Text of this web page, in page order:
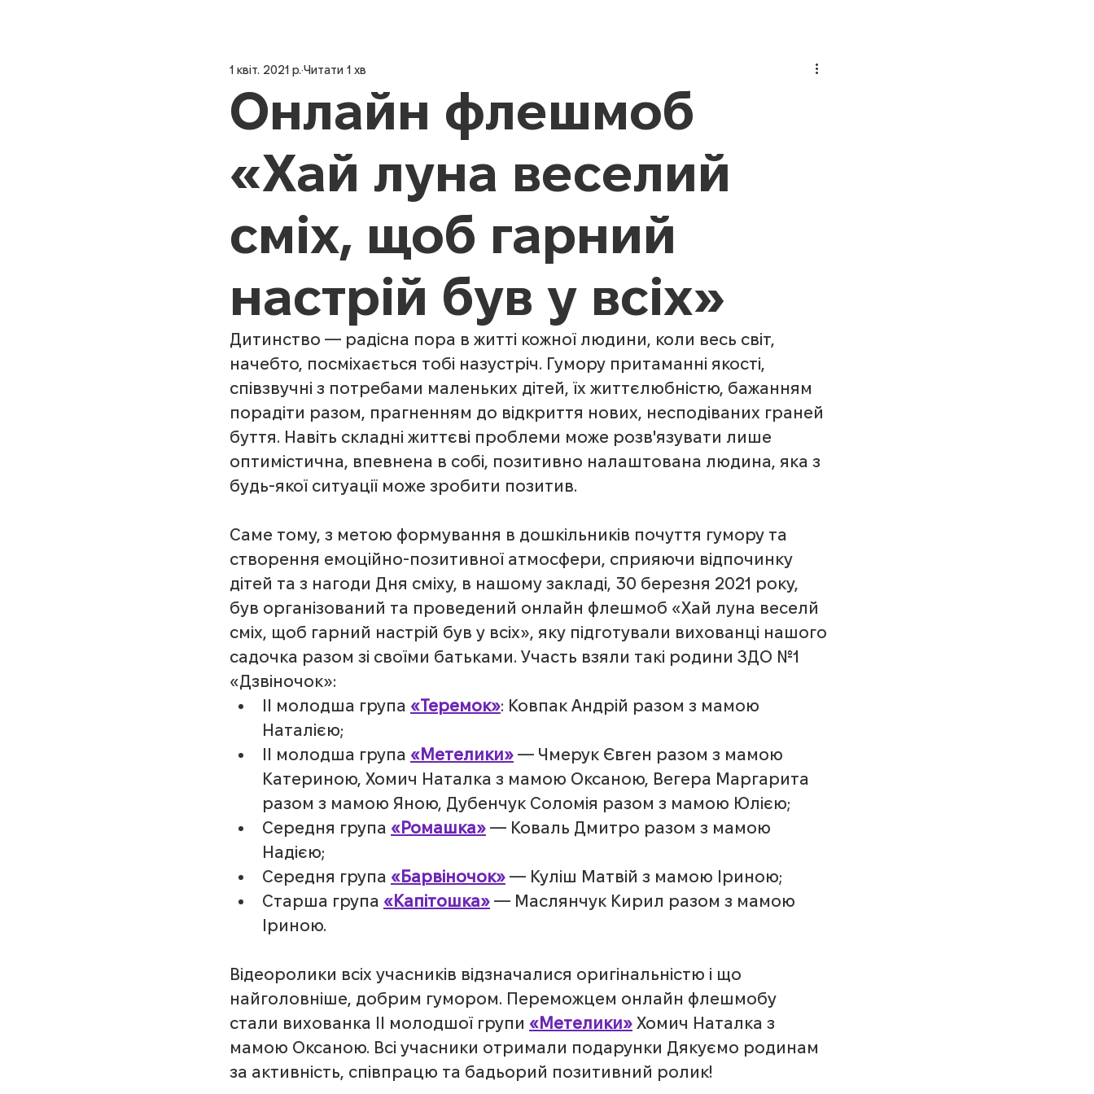
Онлайн флешмоб
«Хай луна веселий
сміх, щоб гарний
настрій був у всіх»
1 квіт. 2021 р. Читати 1 хв
Дитинство — радісна пора в житті кожної людини, коли весь світ,
начебто, посміхається тобі назустріч. Гумору притаманні якості,
співзвучні з потребами маленьких дітей, їх життєлюбністю, бажанням
порадіти разом, прагненням до відкриття нових, несподіваних граней
буття. Навіть складні життєві проблеми може розв'язувати лише
оптимістична, впевнена в собі, позитивно налаштована людина, яка з
будь-якої ситуації може зробити позитив.
Саме тому, з метою формування в дошкільників почуття гумору та
створення емоційно-позитивної атмосфери, сприяючи відпочинку
дітей та з нагоди Дня сміху, в нашому закладі, 30 березня 2021 року,
був організований та проведений онлайн флешмоб «Хай луна веселй
сміх, щоб гарний настрій був у всіх», яку підготували вихованці нашого
садочка разом зі своїми батьками. Участь взяли такі родини ЗДО №1
«Дзвіночок»:
ІІ молодша група «Теремок»: Ковпак Андрій разом з мамою
Наталією;
ІІ молодша група «Метелики» — Чмерук Євген разом з мамою
Катериною, Хомич Наталка з мамою Оксаною, Вегера Маргарита
разом з мамою Яною, Дубенчук Соломія разом з мамою Юлією;
Середня група «Ромашка» — Коваль Дмитро разом з мамою
Надією;
Середня група «Барвіночок» — Куліш Матвій з мамою Іриною;
Старша група «Капітошка» — Маслянчук Кирил разом з мамою
Іриною.
Відеоролики всіх учасників відзначалися оригінальністю і що
найголовніше, добрим гумором. Переможцем онлайн флешмобу
стали вихованка ІІ молодшої групи «Метелики» Хомич Наталка з
мамою Оксаною. Всі учасники отримали подарунки Дякуємо родинам
за активність, співпрацю та бадьорий позитивний ролик!